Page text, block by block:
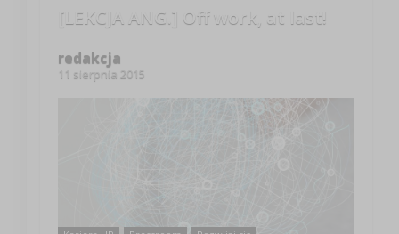
[LEKCJA ANG.] Off work, at last!
redakcja
11 sierpnia 2015